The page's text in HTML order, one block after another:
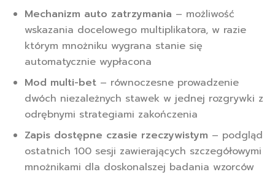
Mechanizm auto zatrzymania – możliwość
wskazania docelowego multiplikatora, w razie
którym mnożniku wygrana stanie się
automatycznie wypłacona
Mod multi-bet – równoczesne prowadzenie
dwóch niezależnych stawek w jednej rozgrywki z
odrębnymi strategiami zakończenia
Zapis dostępne czasie rzeczywistym – podgląd
ostatnich 100 sesji zawierających szczegółowymi
mnożnikami dla doskonalszej badania wzorców